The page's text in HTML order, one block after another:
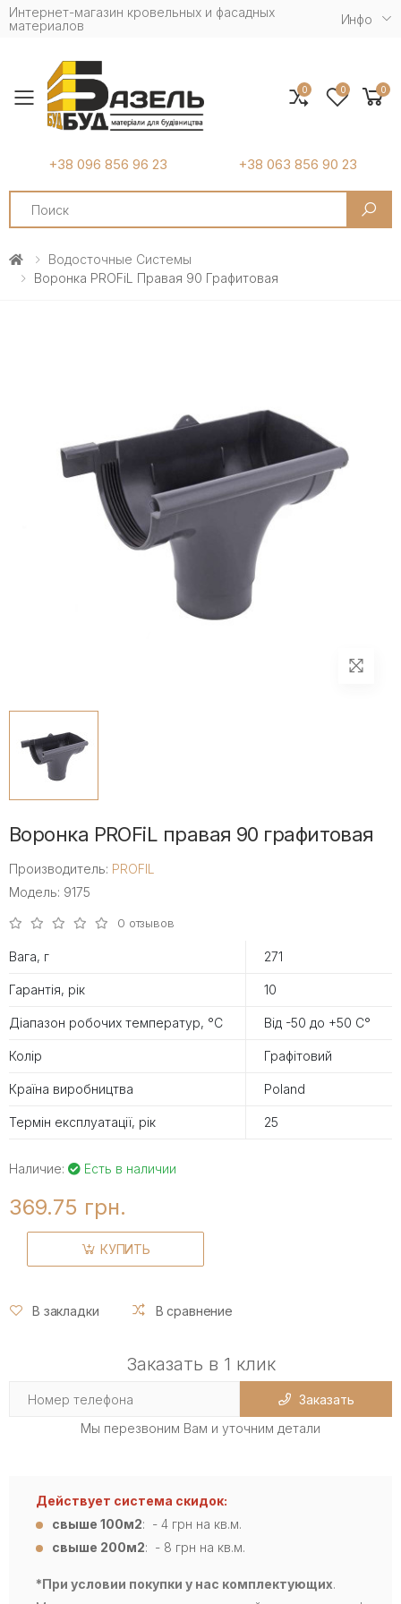
Интернет-магазин кровельных и фасадных
материалов
Инфо
Toggle mobile menu
+38 096 856 96 23 +38 063 856 90 23
Search
0 0 0
Водосточные Системы
Воронка PROFiL Правая 90 Графитовая
Воронка PROFiL правая 90 графитовая
Производитель: PROFIL
Модель: 9175
0 отзывов
Вага, г 271
Гарантія, рік 10
Діапазон робочих температур, °С Від -50 до +50 С°
Колір Графітовий
Країна виробництва Poland
Термін експлуатації, рік 25
Наличие: Есть в наличии
369.75 грн.
КУПИТЬ
В закладки В сравнение
Заказать в 1 клик
Заказать
Мы перезвоним Вам и уточним детали
Действует система скидок:
свыше 100м2: - 4 грн на кв.м.
свыше 200м2: - 8 грн на кв.м.
*При условии покупки у нас комплектующих.